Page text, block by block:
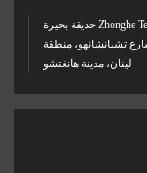
888 شارع شينغلي، Zhonghe Technology حديقة بحيرة
تشيانشانهو، منطقة
لينان، مدينة هانغتشو